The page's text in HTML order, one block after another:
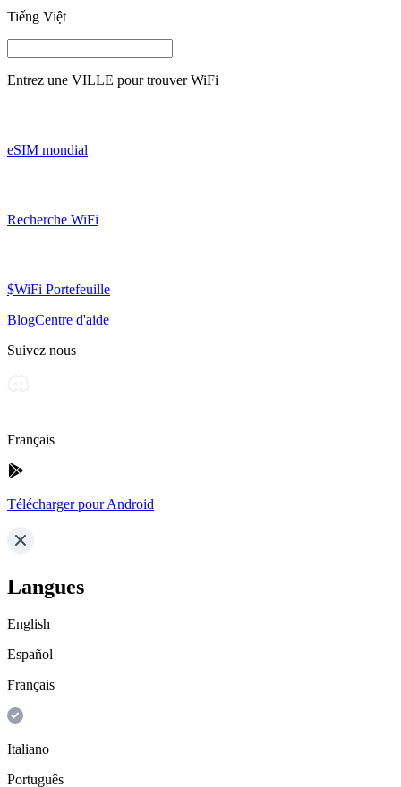
Tiếng Việt
Entrez une VILLE pour trouver WiFi
eSIM mondial
Recherche WiFi
$WiFi Portefeuille
BlogCentre d'aide
Suivez nous
Français
Télécharger pour Android
Langues
English
Español
Français
Italiano
Português